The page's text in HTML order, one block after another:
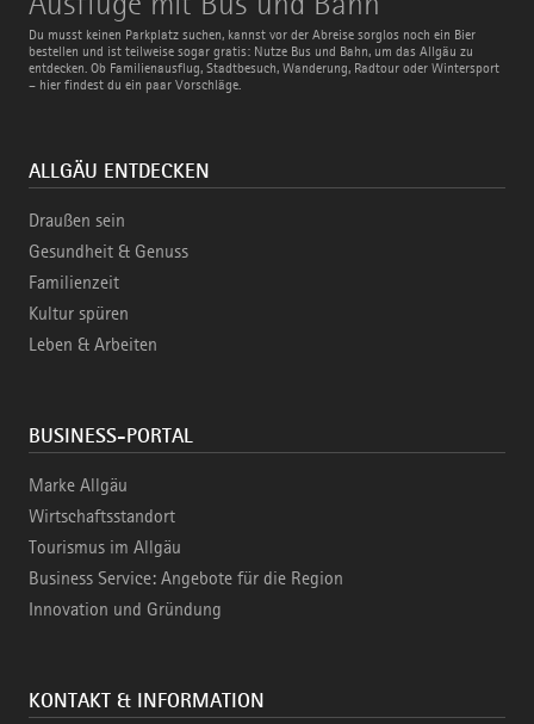
Du musst keinen Parkplatz suchen, kannst vor der Abreise sorglos noch ein Bier
bestellen und ist teilweise sogar gratis: Nutze Bus und Bahn, um das Allgäu zu
entdecken. Ob Familienausflug, Stadtbesuch, Wanderung, Radtour oder Wintersport
– hier findest du ein paar Vorschläge.
mit
Bus
und
Bahn
ALLGÄU ENTDECKEN
Draußen sein
Gesundheit & Genuss
Familienzeit
Kultur spüren
Leben & Arbeiten
BUSINESS-PORTAL
Marke Allgäu
Wirtschaftsstandort
Tourismus im Allgäu
Business Service: Angebote für die Region
Innovation und Gründung
KONTAKT & INFORMATION